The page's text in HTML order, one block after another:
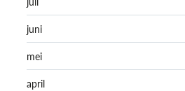
juni
mei
april